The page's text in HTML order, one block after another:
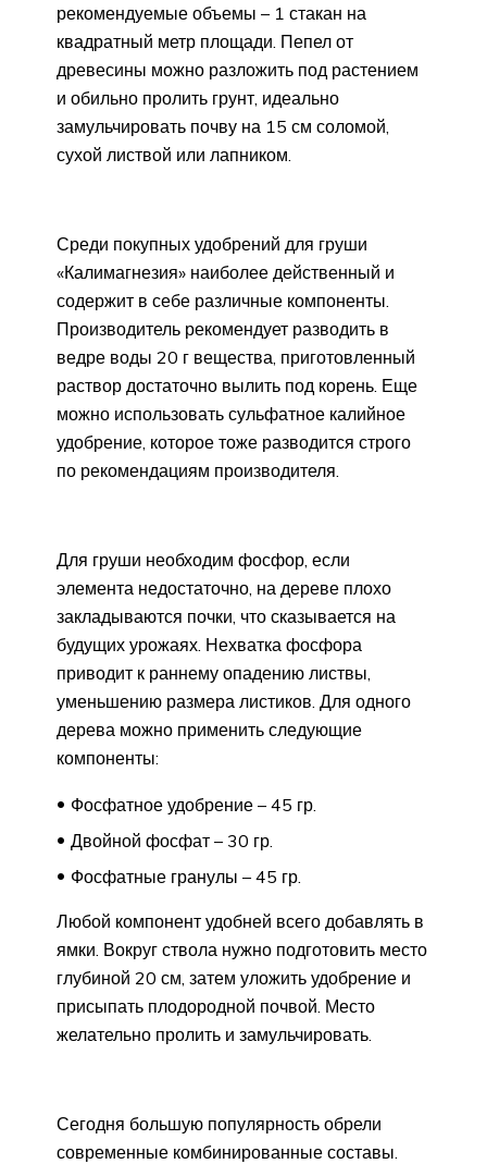
рекомендуемые объемы – 1 стакан на
квадратный метр площади. Пепел от
древесины можно разложить под растением
и обильно пролить грунт, идеально
замульчировать почву на 15 см соломой,
сухой листвой или лапником.
Среди покупных удобрений для груши
«Калимагнезия» наиболее действенный и
содержит в себе различные компоненты.
Производитель рекомендует разводить в
ведре воды 20 г вещества, приготовленный
раствор достаточно вылить под корень. Еще
можно использовать сульфатное калийное
удобрение, которое тоже разводится строго
по рекомендациям производителя.
Для груши необходим фосфор, если
элемента недостаточно, на дереве плохо
закладываются почки, что сказывается на
будущих урожаях. Нехватка фосфора
приводит к раннему опадению листвы,
уменьшению размера листиков. Для одного
дерева можно применить следующие
компоненты:
Фосфатное удобрение – 45 гр.
Двойной фосфат – 30 гр.
Фосфатные гранулы – 45 гр.
Любой компонент удобней всего добавлять в
ямки. Вокруг ствола нужно подготовить место
глубиной 20 см, затем уложить удобрение и
присыпать плодородной почвой. Место
желательно пролить и замульчировать.
Сегодня большую популярность обрели
современные комбинированные составы.